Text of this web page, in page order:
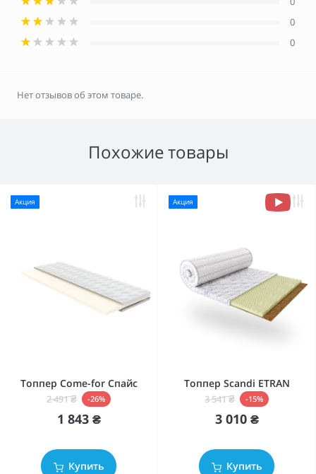
0
0
Нет отзывов об этом товаре.
Похожие товары
Акция
Топпер Come-for Спайс
2 491 ₴ -26%
1 843 ₴
Купить
Акция
Топпер Scandi ETRAN
3 541 ₴ -15%
3 010 ₴
Купить